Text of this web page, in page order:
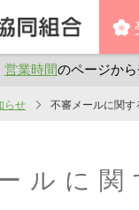
営業時間のページから
らせ 不審メールに関す
ルに